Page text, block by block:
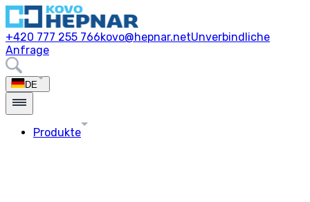
+420 777 255 766kovo@hepnar.netUnverbindliche
Anfrage
DE
Produkte